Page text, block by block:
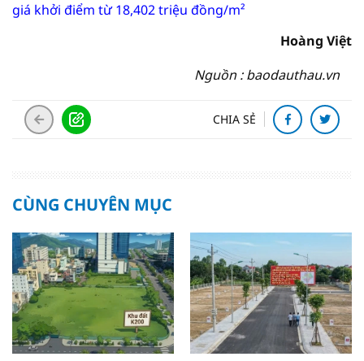
giá khởi điểm từ 18,402 triệu đồng/m²
Hoàng Việt
Nguồn : baodauthau.vn
CHIA SẺ
CÙNG CHUYÊN MỤC